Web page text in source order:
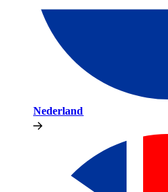
Nederland​​